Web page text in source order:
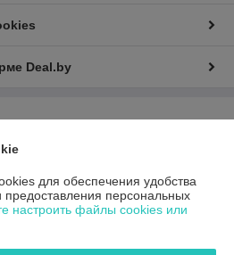
Deal.by
с ограниченной ответственностью
11
193790359
для обеспечения удобства
предоставления персональных
настроить файлы cookies или